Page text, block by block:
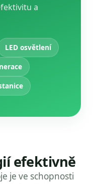
a
LED osvětlení
efektivně
je ve schopnosti